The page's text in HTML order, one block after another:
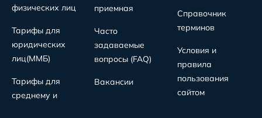
физических лиц
Тарифы для
юридических
лиц(MMБ)
Тарифы для
среднему и
приемная
Часто
задаваемые
вопросы (FAQ)
Вакансии
Справочник
терминов
Условия и
правила
пользования
сайтом